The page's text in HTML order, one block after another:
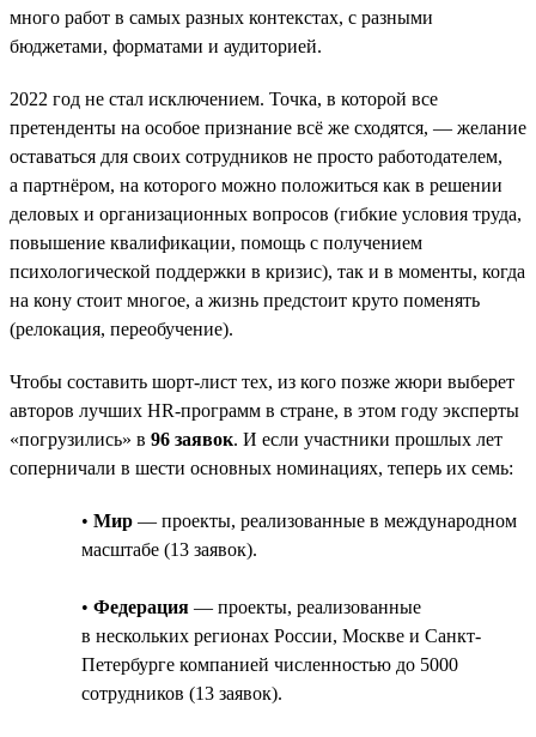
много работ в самых разных контекстах, с разными
бюджетами, форматами и аудиторией.
2022 год не стал исключением. Точка, в которой все
претенденты на особое признание всё же сходятся, — желание
оставаться для своих сотрудников не просто работодателем,
а партнёром, на которого можно положиться как в решении
деловых и организационных вопросов (гибкие условия труда,
повышение квалификации, помощь с получением
психологической поддержки в кризис), так и в моменты, когда
на кону стоит многое, а жизнь предстоит круто поменять
(релокация, переобучение).
Чтобы составить шорт-лист тех, из кого позже жюри выберет
авторов лучших HR-программ в стране, в этом году эксперты
«погрузились» в 96 заявок. И если участники прошлых лет
соперничали в шести основных номинациях, теперь их семь:
• Мир — проекты, реализованные в международном
масштабе (13 заявок).
• Федерация — проекты, реализованные
в нескольких регионах России, Москве и Санкт-
Петербурге компанией численностью до 5000
сотрудников (13 заявок).